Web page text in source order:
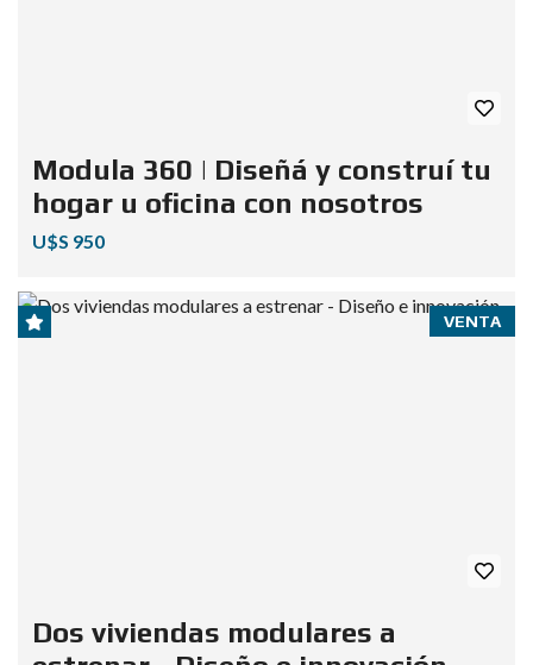
Modula 360 | Diseñá y construí tu
hogar u oficina con nosotros
U$S 950
VENTA
Dos viviendas modulares a